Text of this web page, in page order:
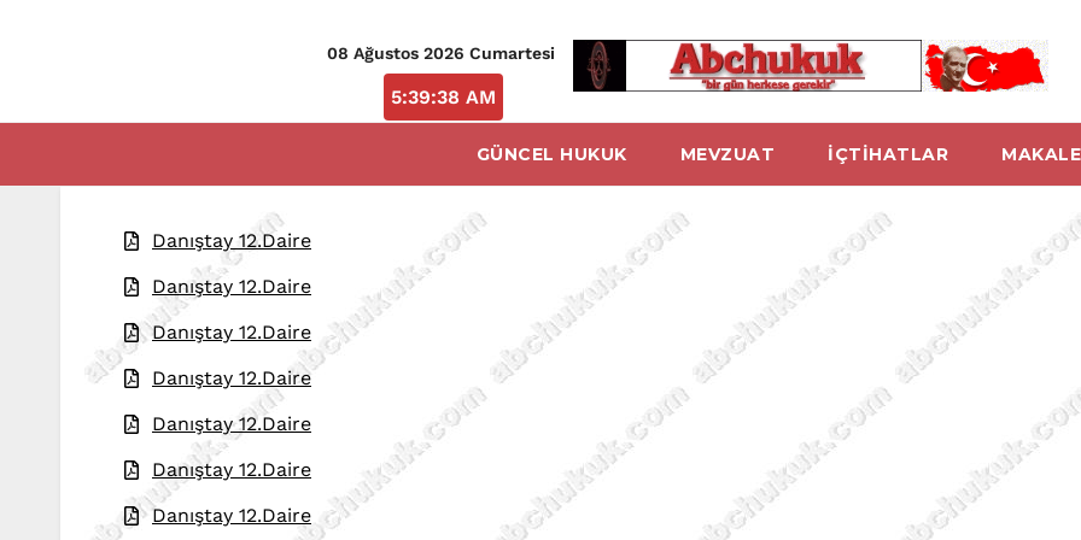
08 Ağustos 2026 Cumartesi
5:39:39 AM
GÜNCEL HUKUK MEVZUAT İÇTİHATLAR
Danıştay 12.Daire
Danıştay 12.Daire
Danıştay 12.Daire
Danıştay 12.Daire
Danıştay 12.Daire
Danıştay 12.Daire
Danıştay 12.Daire